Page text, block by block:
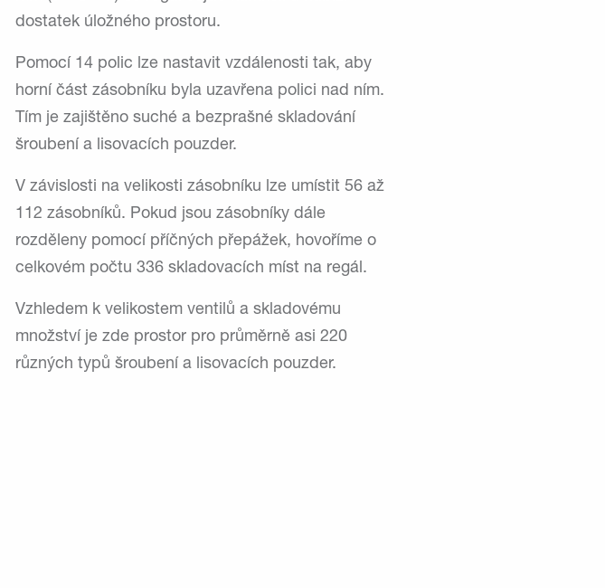
dostatek úložného prostoru.
Pomocí 14 polic lze nastavit vzdálenosti tak, aby
horní část zásobníku byla uzavřena polici nad ním.
Tím je zajištěno suché a bezprašné skladování
šroubení a lisovacích pouzder.
V závislosti na velikosti zásobníku lze umístit 56 až
112 zásobníků. Pokud jsou zásobníky dále
rozděleny pomocí příčných přepážek, hovoříme o
celkovém počtu 336 skladovacích míst na regál.
Vzhledem k velikostem ventilů a skladovému
množství je zde prostor pro průměrně asi 220
různých typů šroubení a lisovacích pouzder.